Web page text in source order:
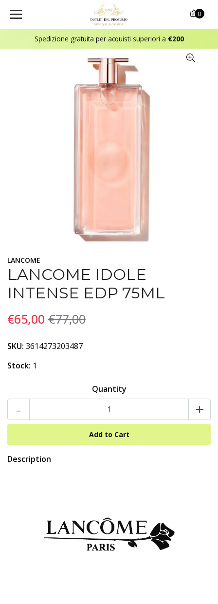
Spedizione gratuita per acquisti superiori a €200
0
LANCOME
LANCOME IDOLE
INTENSE EDP 75ML
€65,00 €77,00
SKU: 3614273203487
Stock: 1
Quantity
- +
Description